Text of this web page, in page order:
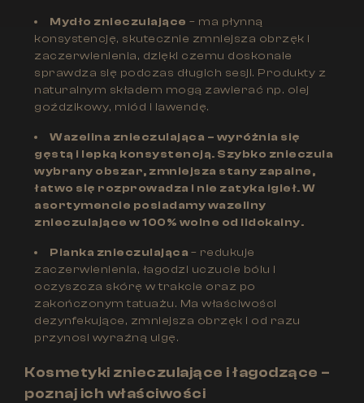
Mydło znieczulające – ma płynną
konsystencję, skutecznie zmniejsza obrzęk i
zaczerwienienia, dzięki czemu doskonale
sprawdza się podczas długich sesji. Produkty z
naturalnym składem mogą zawierać np. olej
goździkowy, miód i lawendę.
Wazelina znieczulająca – wyróżnia się
gęstą i lepką konsystencją. Szybko znieczula
wybrany obszar, zmniejsza stany zapalne,
łatwo się rozprowadza i nie zatyka igieł. W
asortymencie posiadamy wazeliny
znieczulające w 100% wolne od lidokainy.
Pianka znieczulająca – redukuje
zaczerwienienia, łagodzi uczucie bólu i
oczyszcza skórę w trakcie oraz po
zakończonym tatuażu. Ma właściwości
dezynfekujące, zmniejsza obrzęk i od razu
przynosi wyraźną ulgę.
Kosmetyki znieczulające i łagodzące –
poznaj ich właściwości